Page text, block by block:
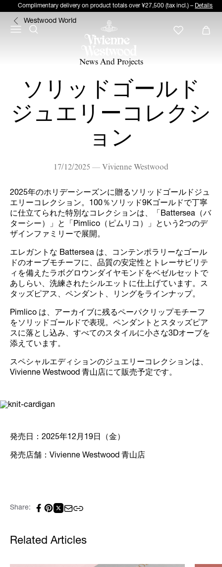
Complimentary delivery on product totals over ¥27,500 (tax incl.) – Details
Westwood World
News And Projects
ソリッドゴールド
ジュエリーコレクシ
ョン
17/12/2025 — Vivienne Westwood
2025年のホリデーシーズンに贈るソリッドゴールドジュ
エリーコレクション。100％ソリッド9Kゴールドで丁寧
に仕立てられた特別なコレクションは、「Battersea（バ
ターシー）」と「Pimlico（ピムリコ）」という2つのデ
ザインファミリーで展開。
エレガントな Battersea は、コンテンポラリーなゴール
ドのオーブモチーフに、品質の安定性とトレーサビリテ
ィを備えたラボグロウンダイヤモンドをベゼルセットで
あしらい、洗練されたシルエットに仕上げています。ス
タッズピアス、ペンダント、リングをラインナップ。
Pimlico は、アーカイブに残るペーパクリップモチーフ
をソリッドゴールドで表現。ペンダントとスタッズピア
スに落とし込み、すべてのスタイルに小さな3Dオーブを
添えています。
スペシャルエディションのジュエリーコレクションは、
Vivienne Westwood 青山店にて販売予定です。
発売日：2025年12月19日（金）
発売店舗：Vivienne Westwood 青山店
Share:
Related Articles